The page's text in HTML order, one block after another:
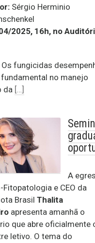
Sérgio Herminio
2025, 16h, no
Os fungicidas
fundamental no manejo
da […]
A
Fitopatologia e CEO da
Brasil Thalita
apresenta amanhã o
que abre oficialmente
letivo. O tema do